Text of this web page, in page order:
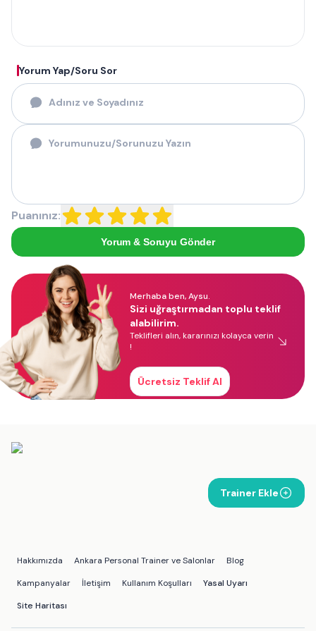
Yorum Yap/Soru Sor
Puanınız:
Yorum & Soruyu Gönder
Merhaba ben, Aysu.
Sizi uğraştırmadan toplu teklif
alabilirim.
Teklifleri alın, kararınızı kolayca verin
!
Ücretsiz Teklif Al
Trainer Ekle
Hakkımızda Ankara Personal Trainer ve Salonlar
Blog
Kampanyalar
İletişim Kullanım Koşulları
Yasal Uyarı
Site Haritası